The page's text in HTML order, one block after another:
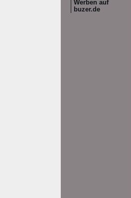
Werben auf
buzer.de